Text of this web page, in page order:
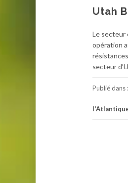
Utah
Le secteur
opération
secteur
Publié dans :